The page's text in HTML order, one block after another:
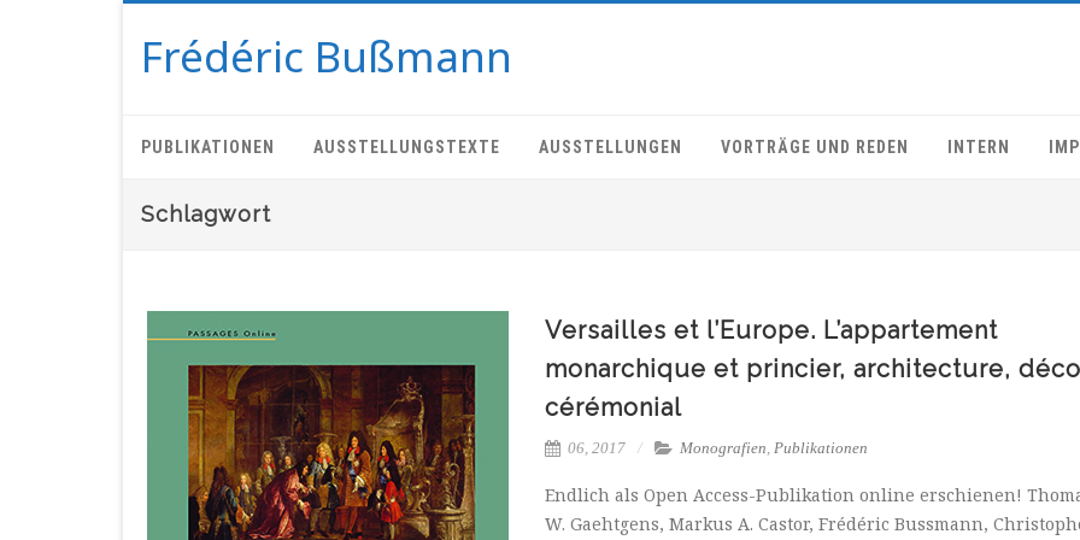
Frédéric Bußmann
PUBLIKATIONEN AUSSTELLUNGSTEXTE AUSSTELLUNGEN VORTRÄGE UND REDEN INTERN
Schlagwort
Versailles et l’Europe. L’appartement
monarchique et princier, architecture,
cérémonial
06, 2017 Monografien, Publikationen
Endlich als Open Access-Publikation online erschienen!
W. Gaehtgens, Markus A. Castor, Frédéric Bussmann,